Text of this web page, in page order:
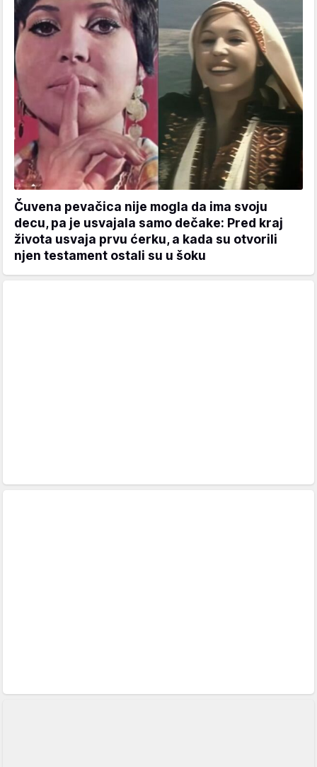
Čuvena pevačica nije mogla da ima svoju
decu, pa je usvajala samo dečake: Pred kraj
života usvaja prvu ćerku, a kada su otvorili
njen testament ostali su u šoku